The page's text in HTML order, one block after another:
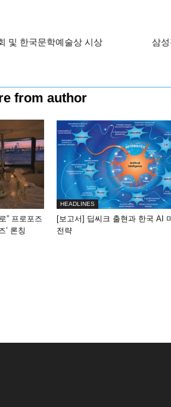
및 한국문학예술상 시상
삼성
from author
” 프로포즈
’ 론칭
HEADLINES
[보고서] 딥씨크 출현과 한국 AI
전략